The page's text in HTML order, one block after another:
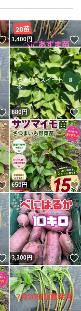
下さい
。萎れているようで
とベランダガーデニ
ご購入お願いします
いいね！
1,400円
いいね！
880円
いいね！
650円
いいね！
3,300円